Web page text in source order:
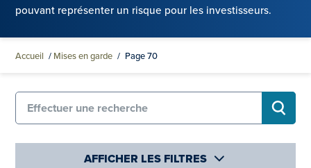
pouvant représenter un risque pour les investisseurs.
Accueil / Mises en garde / Page 70
Recherche de Mises en garde
AFFICHER LES FILTRES